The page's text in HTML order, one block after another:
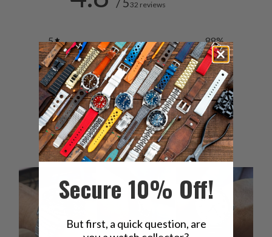
32 reviews
5 88%
4
9%
3
3%
2
0%
1
0%
Secure 10% Off!
But first, a quick question, are